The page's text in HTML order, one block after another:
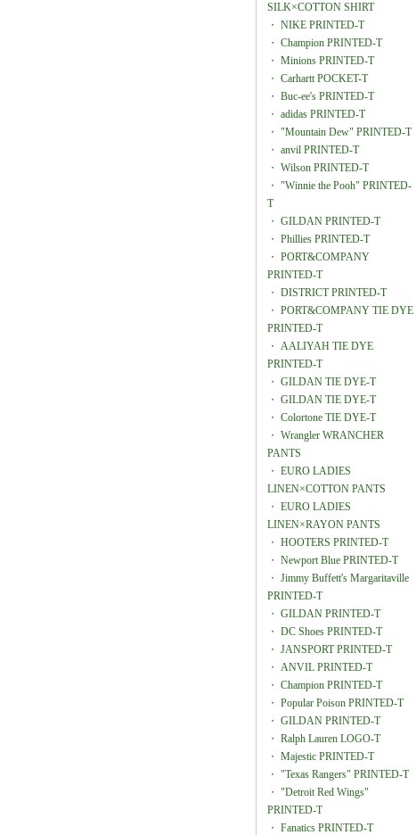
SILK×COTTON SHIRT
・ NIKE PRINTED-T
・ Champion PRINTED-T
・ Minions PRINTED-T
・ Carhartt POCKET-T
・ Buc-ee's PRINTED-T
・ adidas PRINTED-T
・ "Mountain Dew" PRINTED-T
・ anvil PRINTED-T
・ Wilson PRINTED-T
・ "Winnie the Pooh" PRINTED-
T
・ GILDAN PRINTED-T
・ Phillies PRINTED-T
・ PORT&COMPANY
PRINTED-T
・ DISTRICT PRINTED-T
・ PORT&COMPANY TIE DYE
PRINTED-T
・ AALIYAH TIE DYE
PRINTED-T
・ GILDAN TIE DYE-T
・ GILDAN TIE DYE-T
・ Colortone TIE DYE-T
・ Wrangler WRANCHER
PANTS
・ EURO LADIES
LINEN×COTTON PANTS
・ EURO LADIES
LINEN×RAYON PANTS
・ HOOTERS PRINTED-T
・ Newport Blue PRINTED-T
・ Jimmy Buffett's Margaritaville
PRINTED-T
・ GILDAN PRINTED-T
・ DC Shoes PRINTED-T
・ JANSPORT PRINTED-T
・ ANVIL PRINTED-T
・ Champion PRINTED-T
・ Popular Poison PRINTED-T
・ GILDAN PRINTED-T
・ Ralph Lauren LOGO-T
・ Majestic PRINTED-T
・ "Texas Rangers" PRINTED-T
・ "Detroit Red Wings"
PRINTED-T
・ Fanatics PRINTED-T